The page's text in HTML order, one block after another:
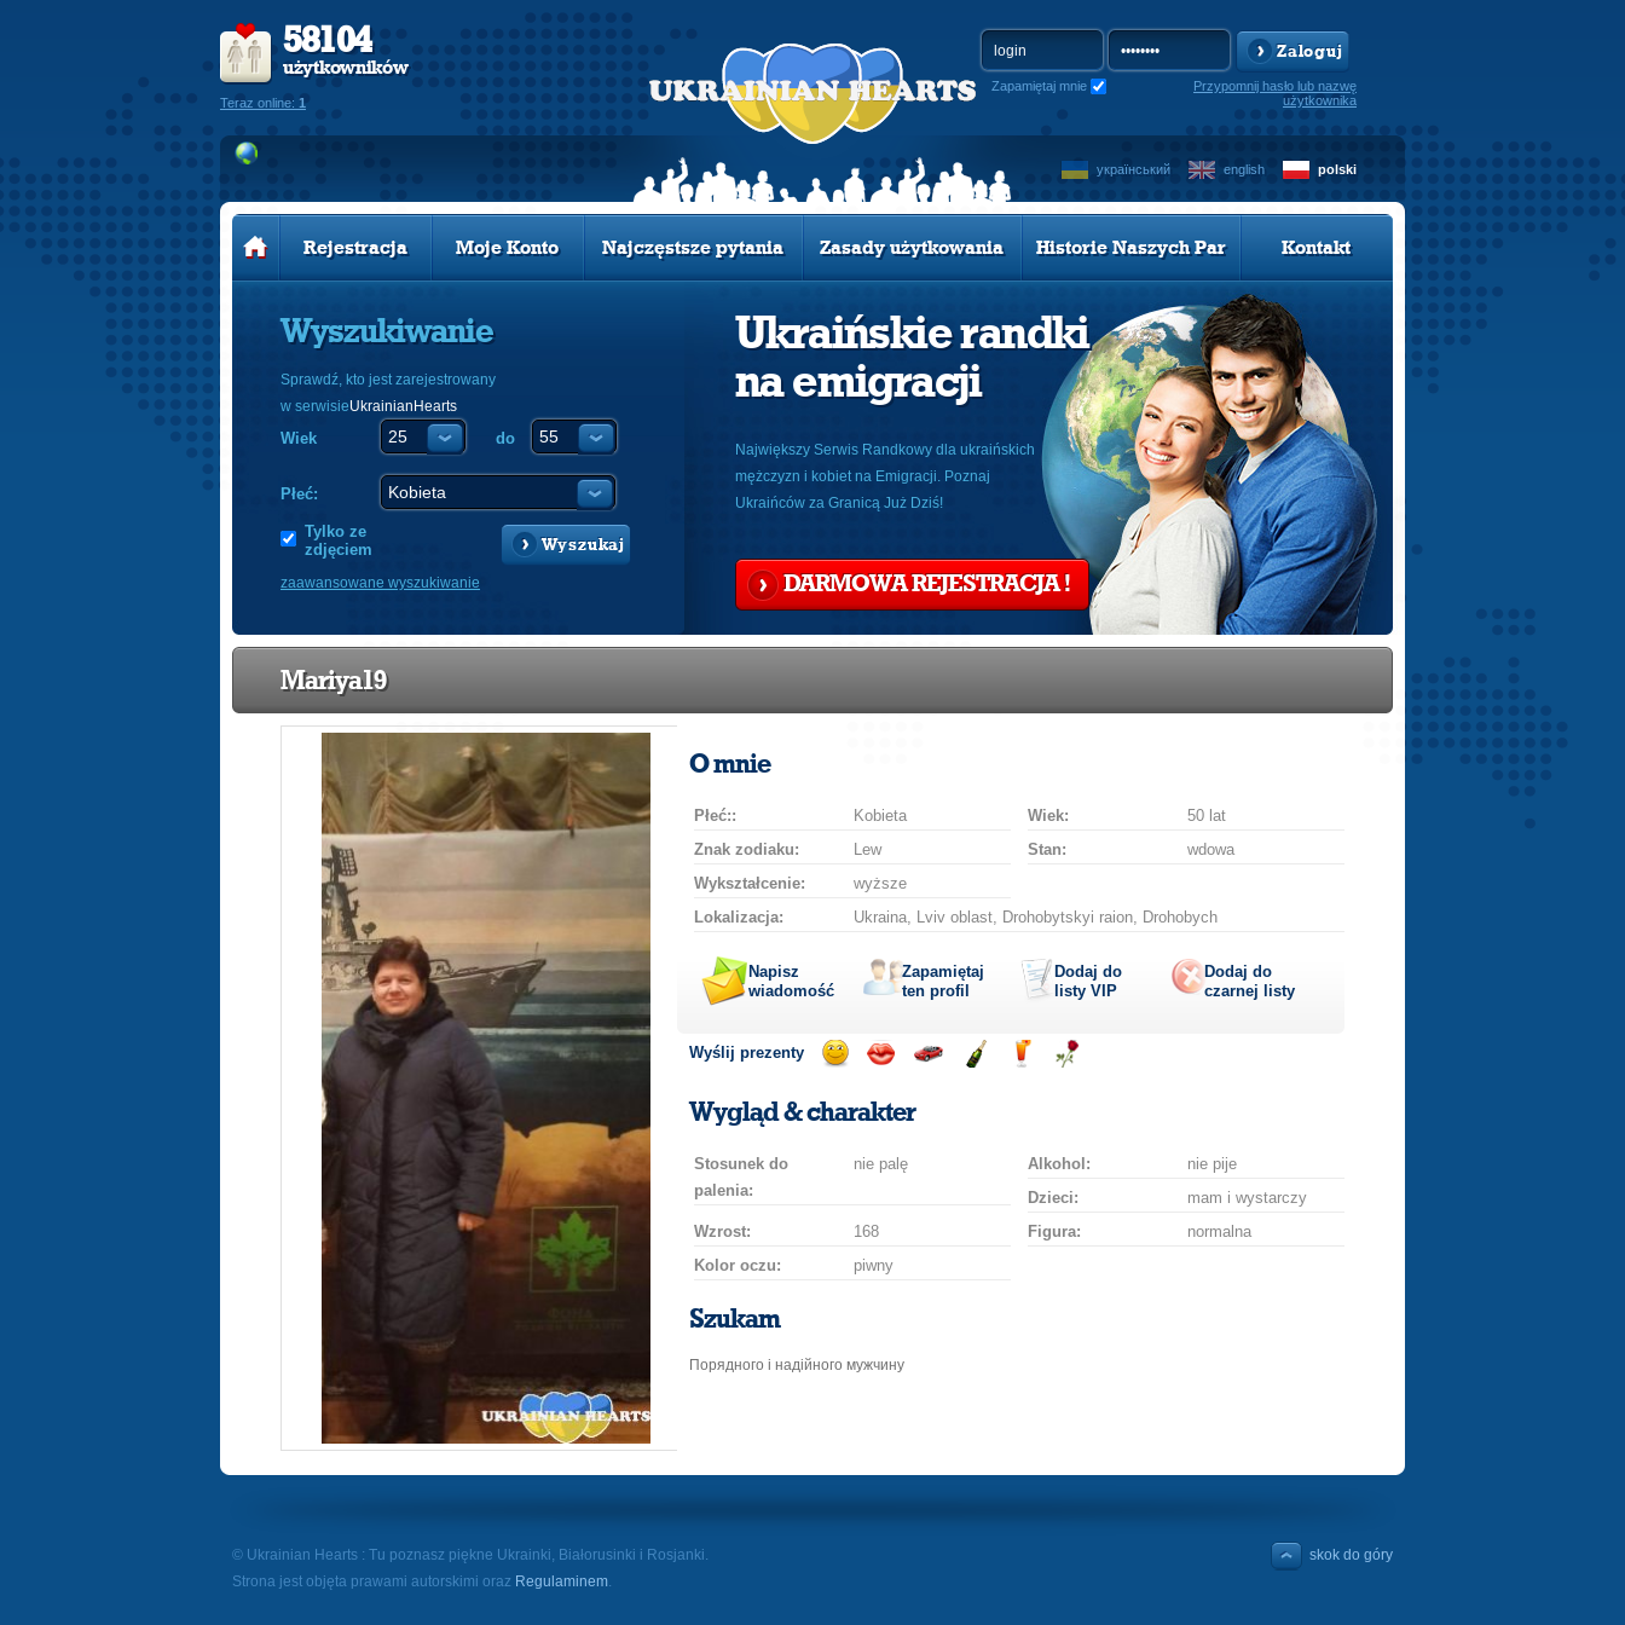
58104
użytkowników
Teraz online: 1
Zaloguj
Zapamiętaj mnie
Przypomnij hasło lub nazwę
użytkownika
український english polski
Rejestracja Moje Konto Najczęstsze pytania Zasady użytkowania Historie Naszych Par Kontakt
Wyszukiwanie
Sprawdź, kto jest zarejestrowany
w serwisieUkrainianHearts
Wiek do
Płeć:
Tylko ze
zdjęciem
Wyszukaj
zaawansowane wyszukiwanie
Ukraińskie randki
na emigracji
Największy Serwis Randkowy dla ukraińskich
mężczyzn i kobiet na Emigracji. Poznaj
Ukraińców za Granicą Już Dziś!
DARMOWA REJESTRACJA !
Mariya19
O mnie
Płeć:: Kobieta Wiek:
50 lat
Znak zodiaku:
Lew Stan:
wdowa
Wykształcenie:
wyższe
Lokalizacja:
Ukraina, Lviv oblast, Drohobytskyi raion, Drohobych
Napisz
wiadomość
Zapamiętaj
ten profil
Dodaj do
listy VIP
Dodaj do
czarnej listy
Wyślij prezenty
uśmiechbuziaka
Wygląd & charakter
Stosunek do
palenia:
nie palę Alkohol:
nie pije
Dzieci:
mam i wystarczy
Wzrost:
168 Figura:
normalna
Kolor oczu:
piwny
Szukam
Порядного і надійного мужчину
© Ukrainian Hearts : Tu poznasz piękne Ukrainki, Białorusinki i Rosjanki.
Strona jest objęta prawami autorskimi oraz Regulaminem.
skok do góry